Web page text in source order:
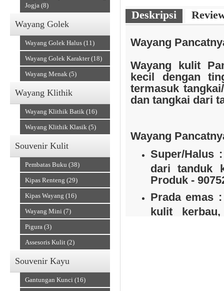
Jogja (8)
Wayang Golek
Wayang Golek Halus (11)
Wayang Golek Karakter (18)
Wayang Menak (5)
Wayang Klithik
Wayang Klithik Batik (16)
Wayang Klithik Klasik (5)
Souvenir Kulit
Pembatas Buku (38)
Kipas Renteng (29)
Kipas Wayang (16)
Wayang Mini (7)
Pigura (3)
Assesoris Kulit (2)
Souvenir Kayu
Gantungan Kunci (16)
Souvenir Kain
Deskripsi
Wayang
Wayang kulit
kecil dengan
termasuk
dan tangkai dari
Wayang
Super/Halus
dari tanduk
Produk -
Prada emas
kulit